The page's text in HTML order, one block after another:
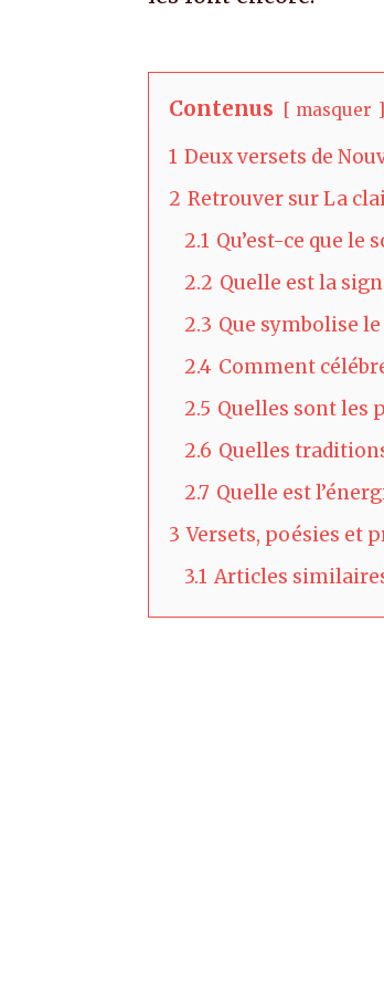
Contenus masquer
1 Deux versets de
2 Retrouver sur La
2.1 Qu’est-ce que le
2.2 Quelle est la
2.3 Que symbolise
2.4 Comment
2.5 Quelles sont les
2.6 Quelles
2.7 Quelle est
3 Versets, poésies et
3.1 Articles